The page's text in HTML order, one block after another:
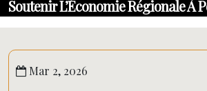
Soutenir L’Économie Régionale À
Mar 2, 2026